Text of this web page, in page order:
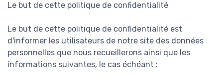
Le but de cette politique de confidentialité
Le but de cette politique de confidentialité est
d'informer les utilisateurs de notre site des données
personnelles que nous recueillerons ainsi que les
informations suivantes, le cas échéant :